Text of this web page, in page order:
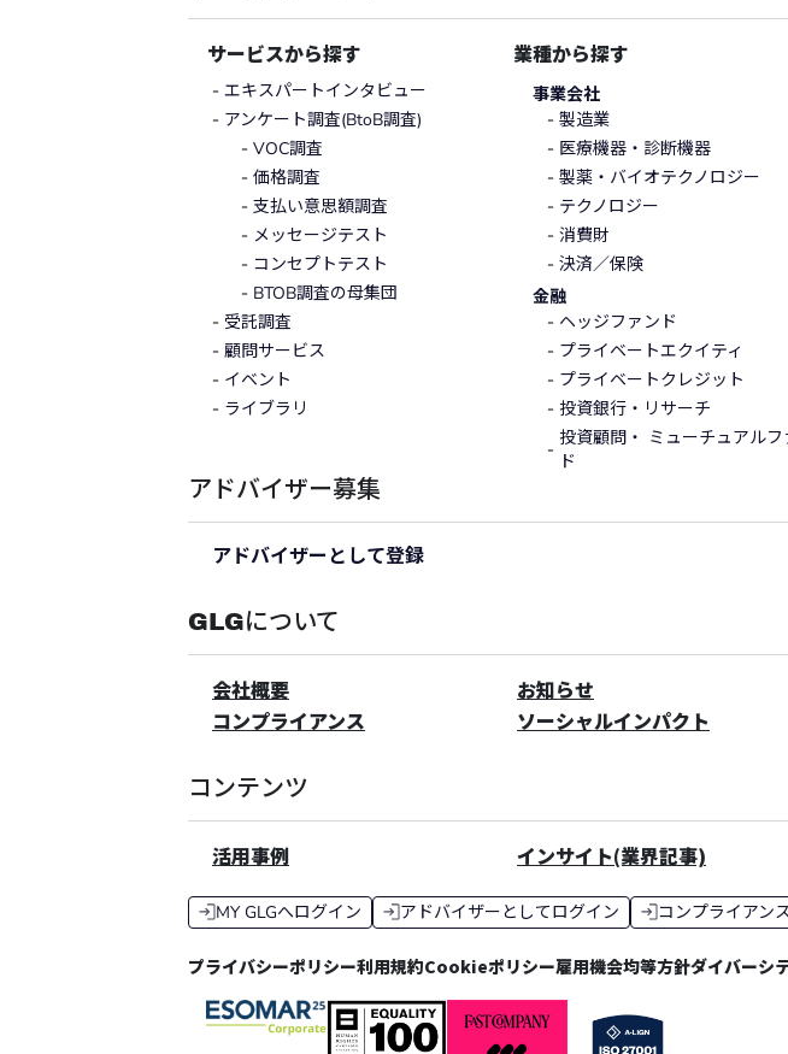
サービスから探す
エキスパートインタビュー
アンケート調査(BtoB調査)
VOC調査
価格調査
支払い意思額調査
メッセージテスト
コンセプトテスト
BTOB調査の母集団
受託調査
顧問サービス
イベント
ライブラリ
業種から探す
事業会社
製造業
医療機器・診断機器
製薬・バイオテクノロジー
テクノロジー
消費財
決済／保険
金融
ヘッジファンド
プライベートエクイティ
プライベートクレジット
投資銀行・リサーチ
投資顧問・ ミューチュアルフ
ド
アドバイザー募集
アドバイザーとして登録
GLGについて
会社概要 お知らせ
コンプライアンス
ソーシャルインパクト
コンテンツ
活用事例 インサイト(業界記事)
MY GLGへログイン アドバイザーとしてログイン コンプライアン
プライバシーポリシー利用規約Cookieポリシー雇用機会均等方針ダイバーシ